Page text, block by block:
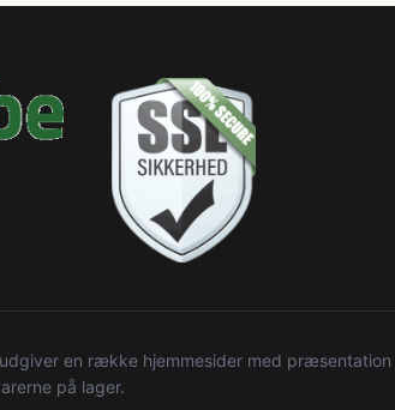
en række hjemmesider med
på lager.